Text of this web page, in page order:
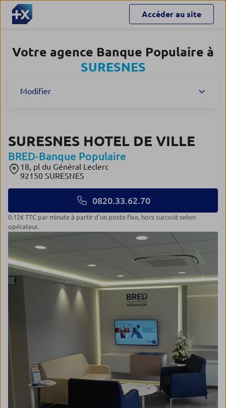
Accéder au site
Votre agence Banque Populaire à
SURESNES
Modifier
SURESNES HOTEL DE VILLE
BRED-Banque Populaire
18, pl du Général Leclerc
92150 SURESNES
0820.33.62.70
0.12€ TTC par minute à partir d'un poste fixe, hors surcoût selon
opérateur.